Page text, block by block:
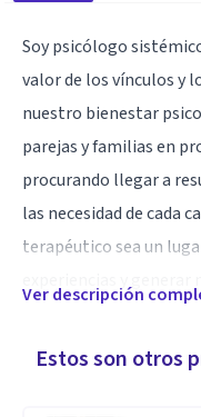
Soy psicólogo
valor de los vínculos y
nuestro bienestar
parejas y familias en
procurando llegar a
las necesidad de cada
terapéutico sea un
Trabajo con
Ver descripción
Estos son otros